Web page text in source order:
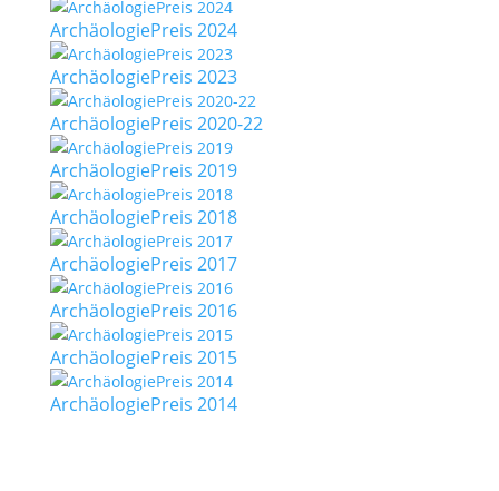
ArchäologiePreis 2024
ArchäologiePreis 2023
ArchäologiePreis 2020-22
ArchäologiePreis 2019
ArchäologiePreis 2018
ArchäologiePreis 2017
ArchäologiePreis 2016
ArchäologiePreis 2015
ArchäologiePreis 2014